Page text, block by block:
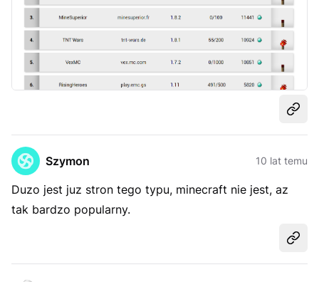
Szymon 10 lat temu
Duzo jest juz stron tego typu, minecraft nie jest, az
tak bardzo popularny.